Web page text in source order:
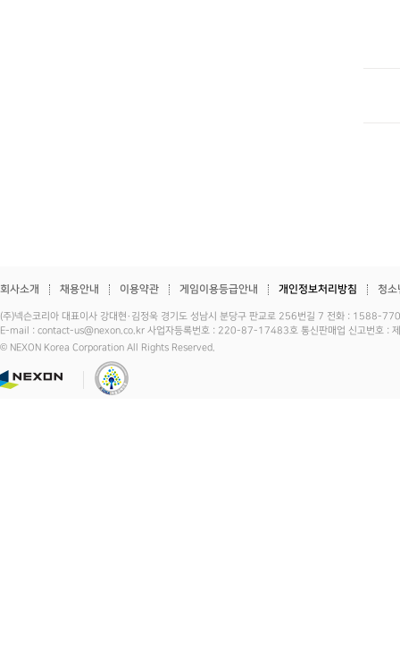
회사소개 채용안내 이용약관 게임이용등급안내 개인정보처리방침 청소
(주)넥슨코리아 대표이사 강대현·김정욱 경기도 성남시 분당구 판교로 256번길 7 전화 :
E-mail : contact-us@nexon.co.kr 사업자등록번호 : 220-87-17483호 통신판매업 신고번호 :
© NEXON Korea Corporation All Rights Reserved.